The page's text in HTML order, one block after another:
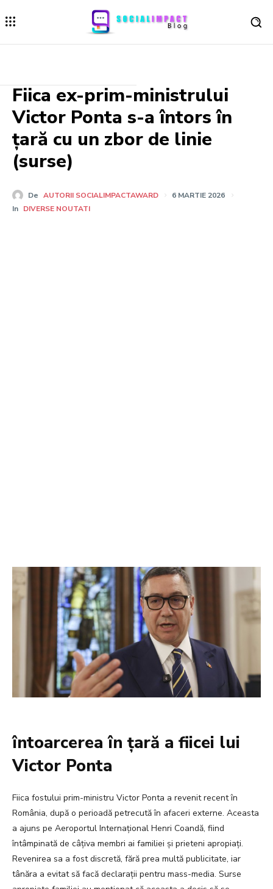
Fiica ex-prim-ministrului
Victor Ponta s-a întors în
țară cu un zbor de linie
(surse)
De AUTORII SOCIALIMPACTAWARD
6 MARTIE 2026
In DIVERSE NOUTATI
întoarcerea în țară a fiicei lui
Victor Ponta
Fiica fostului prim-ministru Victor Ponta a revenit recent în
România, după o perioadă petrecută în afaceri externe. Aceasta
a ajuns pe Aeroportul Internațional Henri Coandă, fiind
întâmpinată de câțiva membri ai familiei și prieteni apropiați.
Revenirea sa a fost discretă, fără prea multă publicitate, iar
tânăra a evitat să facă declarații pentru mass-media. Surse